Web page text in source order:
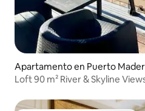
Apartamento en Puerto
Loft 90 m² River & Skyline